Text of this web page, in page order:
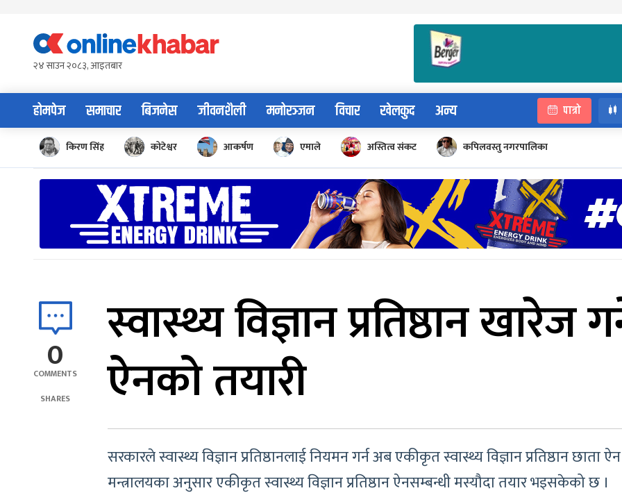
content२४ साउन २०८३, आइतबार
होमपेज समाचार बिजनेस जीवनशैली मनोरञ्जन विचार खेलकुद अन्य पात्रो
किरण सिंह कोटेश्वर आकर्षण एमाले अस्तित्व संकट कपिलवस्तु नगरपालिका
0
COMMENTS
SHARES
स्वास्थ्य विज्ञान प्रतिष्ठान खारेज
ऐनको तयारी
सरकारले स्वास्थ्य विज्ञान प्रतिष्ठानलाई नियमन गर्न अब एकीकृत स्वास्थ्य विज्ञान प्रतिष्ठान
मन्त्रालयका अनुसार एकीकृत स्वास्थ्य विज्ञान प्रतिष्ठान ऐनसम्बन्धी मस्यौदा तयार भइसकेको छ ।